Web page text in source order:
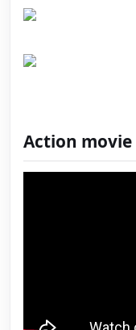
Action movie